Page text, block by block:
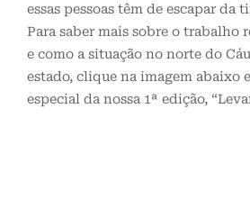
essas pessoas têm de escapar da
Para saber mais sobre o trabalho
e como a situação no norte do
estado, clique na imagem abaixo
especial da nossa 1ª edição,